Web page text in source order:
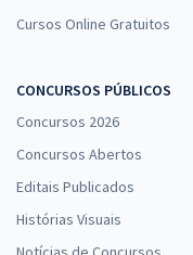
Cursos Online Gratuitos
CONCURSOS PÚBLICOS
Concursos 2026
Concursos Abertos
Editais Publicados
Histórias Visuais